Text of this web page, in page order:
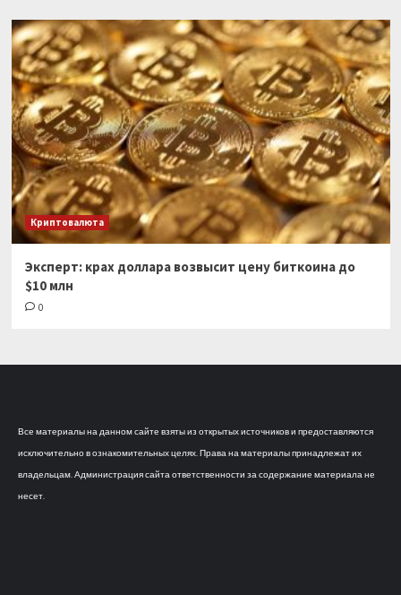
Криптовалюта
Эксперт: крах доллара возвысит цену биткоина до
$10 млн
0
Все материалы на данном сайте взяты из открытых источников и предоставляются
исключительно в ознакомительных целях. Права на материалы принадлежат их
владельцам. Администрация сайта ответственности за содержание материала не
несет.